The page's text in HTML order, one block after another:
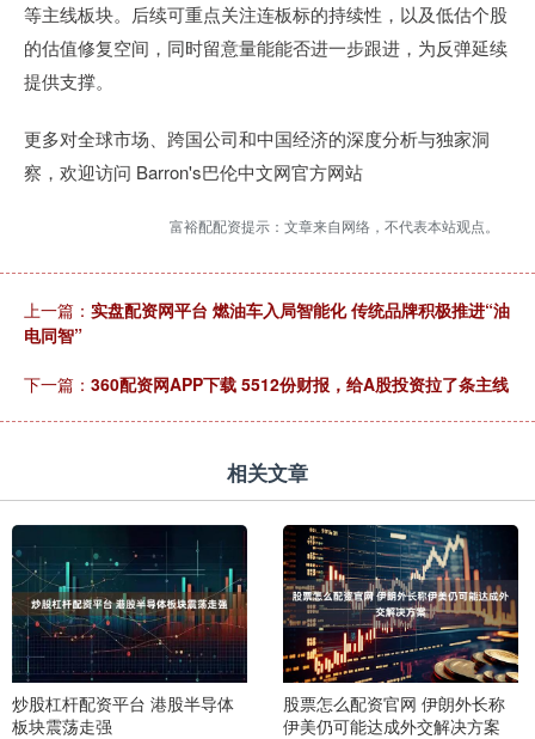
等主线板块。后续可重点关注连板标的持续性，以及低估个股
的估值修复空间，同时留意量能能否进一步跟进，为反弹延续
提供支撑。
更多对全球市场、跨国公司和中国经济的深度分析与独家洞
察，欢迎访问 Barron's巴伦中文网官方网站
富裕配配资提示：文章来自网络，不代表本站观点。
上一篇： 实盘配资网平台 燃油车入局智能化 传统品牌积极推进“油
电同智”
下一篇： 360配资网APP下载 5512份财报，给A股投资拉了条主线
相关文章
炒股杠杆配资平台 港股半导体
板块震荡走强
股票怎么配资官网 伊朗外长称
伊美仍可能达成外交解决方案